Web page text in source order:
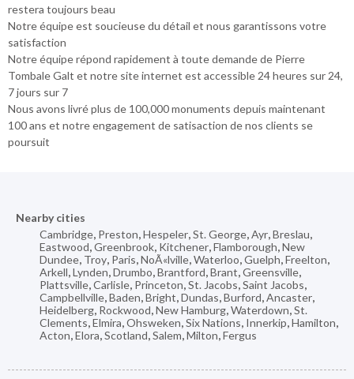
restera toujours beau
Notre équipe est soucieuse du détail et nous garantissons votre
satisfaction
Notre équipe répond rapidement à toute demande de Pierre
Tombale Galt et notre site internet est accessible 24 heures sur 24,
7 jours sur 7
Nous avons livré plus de 100,000 monuments depuis maintenant
100 ans et notre engagement de satisaction de nos clients se
poursuit
Nearby cities
Cambridge, Preston,Hespeler,St. George,Ayr,Breslau,
Eastwood,Greenbrook, Kitchener,Flamborough,New
Dundee, Troy, Paris,NoÃ«lville,Waterloo,Guelph,Freelton,
Arkell,Lynden,Drumbo,Brantford,Brant,Greensville,
Plattsville,Carlisle, Princeton,St. Jacobs,Saint Jacobs,
Campbellville,Baden,Bright,Dundas,Burford,Ancaster,
Heidelberg, Rockwood,New Hamburg,Waterdown,St.
Clements,Elmira,Ohsweken,Six Nations, Innerkip,Hamilton,
Acton,Elora,Scotland,Salem,Milton,Fergus